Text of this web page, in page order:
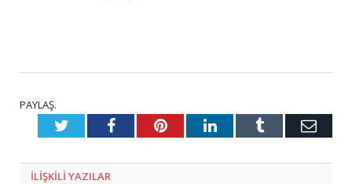
PAYLAŞ.
TwitterFacebookPinterestLinkedInTumblr E-
ILIŞKILI YAZILAR